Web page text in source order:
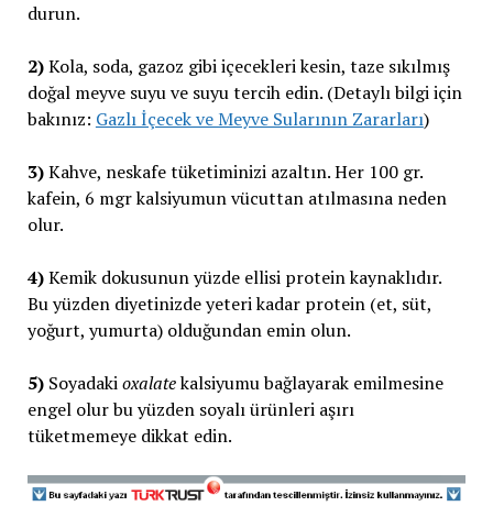
durun.
2)Kola, soda, gazoz gibi içecekleri kesin, taze sıkılmış
doğal meyve suyu ve suyu tercih edin. (Detaylı bilgi için
bakınız: Gazlı İçecek ve Meyve Sularının Zararları)
3)Kahve, neskafe tüketiminizi azaltın. Her 100 gr.
kafein, 6 mgr kalsiyumun vücuttan atılmasına neden
olur.
4)Kemik dokusunun yüzde ellisi protein kaynaklıdır.
Bu yüzden diyetinizde yeteri kadar protein (et, süt,
yoğurt, yumurta) olduğundan emin olun.
5)Soyadakioxalatekalsiyumu bağlayarak emilmesine
engel olur bu yüzden soyalı ürünleri aşırı
tüketmemeye dikkat edin.